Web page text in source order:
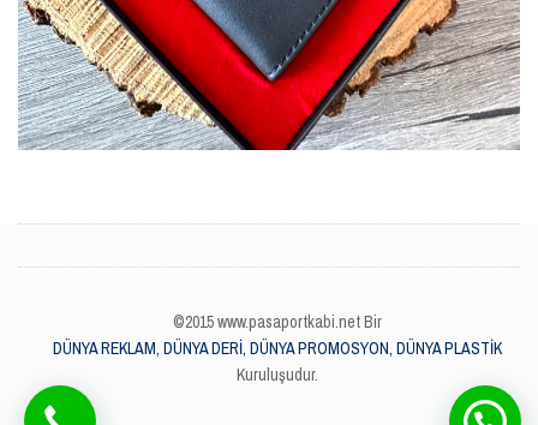
©2015 www.pasaportkabi.net Bir
DÜNYA REKLAM, DÜNYA DERİ, DÜNYA PROMOSYON, DÜNYA PLASTİK
Kuruluşudur.